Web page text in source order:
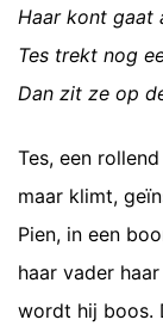
Haar kont gaat
Tes trekt nog
Dan zit ze op
Tes, een
maar klimt,
Pien, in een
haar vader
wordt hij boos.